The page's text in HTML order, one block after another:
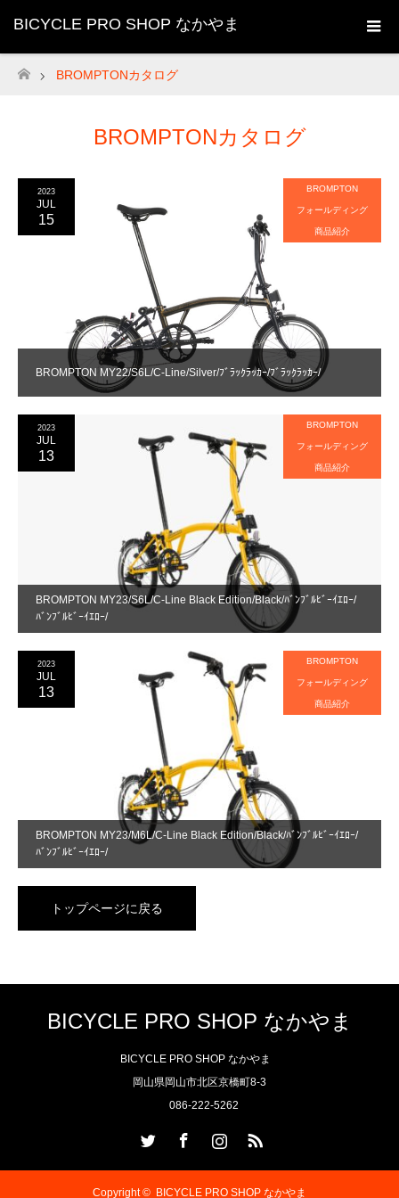
BICYCLE PRO SHOP なかやま
ホーム
BROMPTONカタログ
BROMPTONカタログ
BROMPTON MY22/S6L/C-Line/Silver/ﾌﾞﾗｯｸﾗｯｶｰ/ﾌﾞﾗｯｸﾗｯｶｰ/
2023
JUL
15
BROMPTON
フォールディング
商品紹介
BROMPTON MY23/S6L/C-Line Black Edition/Black/ﾊﾞﾝﾌﾞﾙﾋﾞｰｲｴﾛｰ/
ﾊﾞﾝﾌﾞﾙﾋﾞｰｲｴﾛｰ/
2023
JUL
13
BROMPTON
フォールディング
商品紹介
BROMPTON MY23/M6L/C-Line Black Edition/Black/ﾊﾞﾝﾌﾞﾙﾋﾞｰｲｴﾛｰ/
ﾊﾞﾝﾌﾞﾙﾋﾞｰｲｴﾛｰ/
2023
JUL
13
BROMPTON
フォールディング
商品紹介
トップページに戻る
BICYCLE PRO SHOP なかやま
BICYCLE PRO SHOP なかやま
岡山県岡山市北区京橋町8-3
086-222-5262
Copyright © BICYCLE PRO SHOP なかやま